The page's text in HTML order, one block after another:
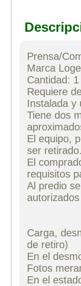
Prensa/
Marca
Cantidad: 1
Requiere
Instalada y
Tiene dos
El equipo,
ser retirado.
El
requisitos
Al predio
Carga,
de retiro)
En el
Fotos
En el